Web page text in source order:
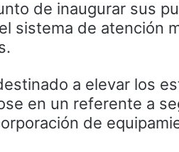
de inaugurar sus
sistema de atención
a elevar los
en un referente a
de